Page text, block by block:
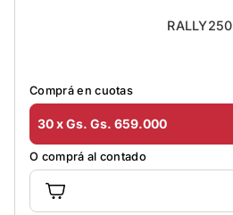
RALLY250
Comprá en cuotas
30 x Gs. Gs. 659.000
O comprá al contado